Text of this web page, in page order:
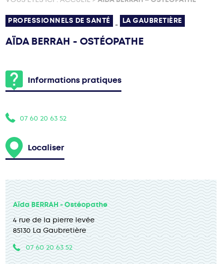
PROFESSIONNELS DE SANTÉ - LA GAUBRETIÈRE
AÏDA BERRAH - OSTÉOPATHE
Informations pratiques
07 60 20 63 52
Localiser
Aïda BERRAH - Ostéopathe
4 rue de la pierre levée
85130 La Gaubretière
07 60 20 63 52